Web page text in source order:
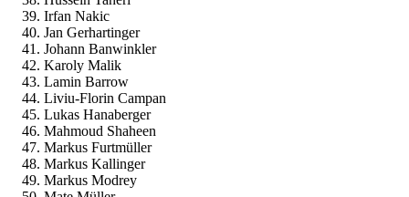
Irfan Nakic
Jan Gerhartinger
Johann Banwinkler
Karoly Malik
Lamin Barrow
Liviu-Florin Campan
Lukas Hanaberger
Mahmoud Shaheen
Markus Furtmüller
Markus Kallinger
Markus Modrey